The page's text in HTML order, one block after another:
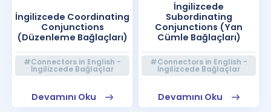
İngilizcede
Subordinating
Conjunctions (Yan
Cümle Bağlaçları)
#Connectors in English -
İngilizcede Bağlaçlar
Devamını Oku
İngilizcede Coordinating
Conjunctions
(Düzenleme Bağlaçları)
#Connectors in English -
İngilizcede Bağlaçlar
Devamını Oku